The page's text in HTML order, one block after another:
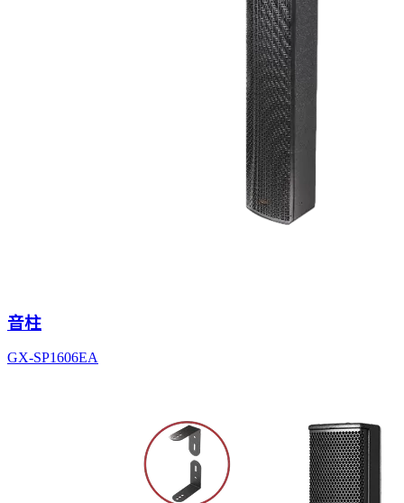
音柱
GX-SP1606EA